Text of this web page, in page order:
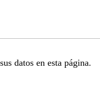
datos en esta página.